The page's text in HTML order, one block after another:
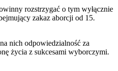
rozstrzygać o tym wyłącznie
zakaz aborcji od 15.
nich odpowiedzialność za
życia z sukcesami wyborczymi.